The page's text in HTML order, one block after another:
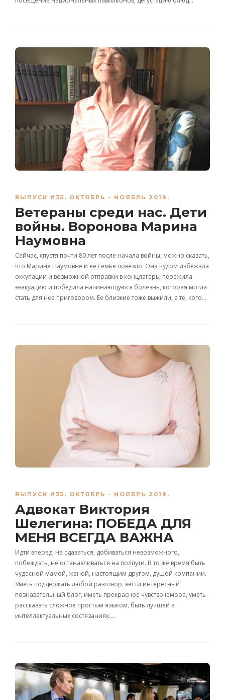
ВЫПУСК #35. ОКТЯБРЬ - НОЯБРЬ 2019.
Ветераны среди нас. Дети
войны. Воронова Марина
Наумовна
Сейчас, спустя почти 80 лет после начала войны, можно сказать,
что Марине Наумовне и ее семье повезло. Она чудом избежала
оккупации и возможной отправки в концлагерь, пережила
эвакуацию и победила начинающуюся болезнь, которая могла
стать для нее приговором. Ее близкие тоже выжили, а те, кого…
ВЫПУСК #35. ОКТЯБРЬ - НОЯБРЬ 2019.
Адвокат Виктория
Шелегина: ПОБЕДА ДЛЯ
МЕНЯ ВСЕГДА ВАЖНА
Идти вперед, не сдаваться, добиваться невозможного,
побеждать, не останавливаться на полпути. В то же время быть
чудесной мамой, женой, настоящим другом, душой компании.
Уметь поддержать любой разговор, вести интересный
познавательный блог, иметь прекрасное чувство юмора, уметь
рассказать сложное простым языком, быть лучшей в
интеллектуальных состязаниях….